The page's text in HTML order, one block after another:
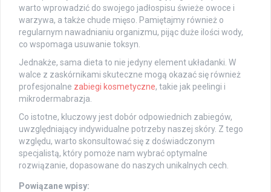
warto wprowadzić do swojego jadłospisu świeże owoce i
warzywa, a także chude mięso. Pamiętajmy również o
regularnym nawadnianiu organizmu, pijąc duże ilości wody,
co wspomaga usuwanie toksyn.
Jednakże, sama dieta to nie jedyny element układanki. W
walce z zaskórnikami skuteczne mogą okazać się również
profesjonalne zabiegi kosmetyczne, takie jak peelingi i
mikrodermabrazja.
Co istotne, kluczowy jest dobór odpowiednich zabiegów,
uwzględniający indywidualne potrzeby naszej skóry. Z tego
względu, warto skonsultować się z doświadczonym
specjalistą, który pomoże nam wybrać optymalne
rozwiązanie, dopasowane do naszych unikalnych cech.
Powiązane wpisy: